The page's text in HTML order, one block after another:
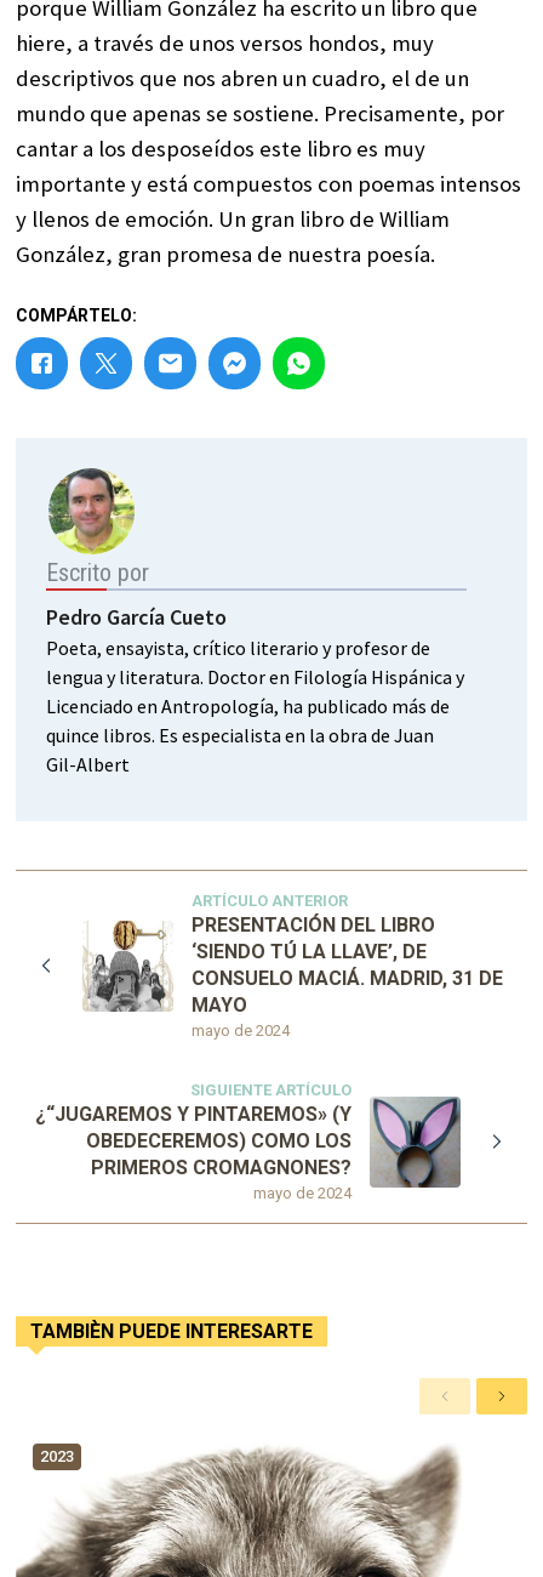
porque William González ha escrito un libro que
hiere, a través de unos versos hondos, muy
descriptivos que nos abren un cuadro, el de un
mundo que apenas se sostiene. Precisamente, por
cantar a los desposeídos este libro es muy
importante y está compuestos con poemas intensos
y llenos de emoción. Un gran libro de William
González, gran promesa de nuestra poesía.
COMPÁRTELO:
Escrito por
Pedro García Cueto
Poeta, ensayista, crítico literario y profesor de
lengua y literatura. Doctor en Filología Hispánica y
Licenciado en Antropología, ha publicado más de
quince libros. Es especialista en la obra de Juan
Gil-Albert
ARTÍCULO ANTERIOR
mayo de 2024
PRESENTACIÓN DEL LIBRO
‘SIENDO TÚ LA LLAVE’, DE
CONSUELO MACIÁ. MADRID, 31 DE
MAYO
SIGUIENTE ARTÍCULO
mayo de 2024
¿“JUGAREMOS Y PINTAREMOS» (Y
OBEDECEREMOS) COMO LOS
PRIMEROS CROMAGNONES?
TAMBIÈN PUEDE INTERESARTE
A
n
t
e
r
i
o
r
S
i
2023